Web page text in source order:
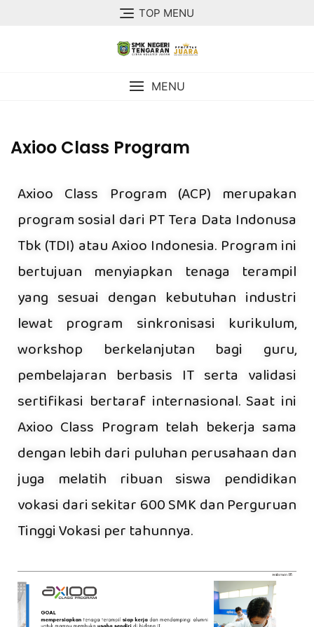
TOP MENU
MENU
Axioo Class Program
Axioo Class Program (ACP) merupakan
program sosial dari PT Tera Data Indonusa
Tbk (TDI) atau Axioo Indonesia. Program ini
bertujuan menyiapkan tenaga terampil
yang sesuai dengan kebutuhan industri
lewat program sinkronisasi kurikulum,
workshop berkelanjutan bagi guru,
pembelajaran berbasis IT serta validasi
sertifikasi bertaraf internasional. Saat ini
Axioo Class Program telah bekerja sama
dengan lebih dari puluhan perusahaan dan
juga melatih ribuan siswa pendidikan
vokasi dari sekitar 600 SMK dan Perguruan
Tinggi Vokasi per tahunnya.